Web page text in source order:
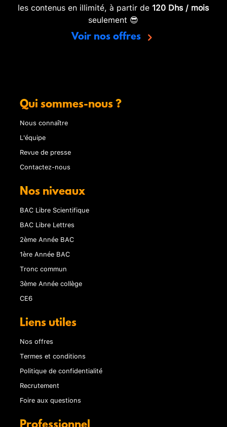
les contenus en illimité, à partir de 120 Dhs / mois
seulement 😎
Voir nos offres
Qui sommes-nous ?
Nous connaître
L'équipe
Revue de presse
Contactez-nous
Nos niveaux
BAC Libre Scientifique
BAC Libre Lettres
2ème Année BAC
1ère Année BAC
Tronc commun
3ème Année collège
CE6
Liens utiles
Nos offres
Termes et conditions
Politique de confidentialité
Recrutement
Foire aux questions